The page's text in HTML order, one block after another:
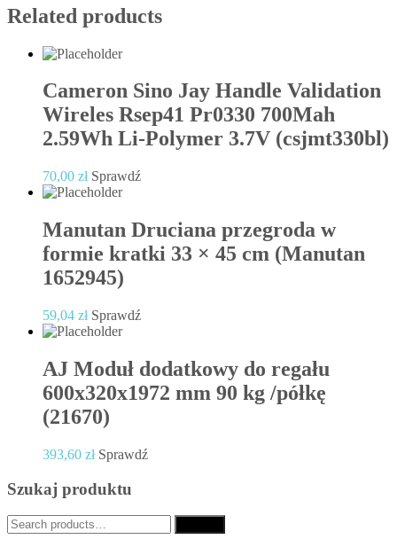
Related products
Cameron Sino Jay Handle Validation
Wireles Rsep41 Pr0330 700Mah
2.59Wh Li-Polymer 3.7V (csjmt330bl)
70,00 zł Sprawdź
Manutan Druciana przegroda w
formie kratki 33 × 45 cm (Manutan
1652945)
59,04 zł Sprawdź
AJ Moduł dodatkowy do regału
600x320x1972 mm 90 kg /półkę
(21670)
393,60 zł Sprawdź
Szukaj produktu
Search
for: